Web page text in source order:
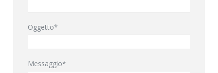
Oggetto*
Messaggio*